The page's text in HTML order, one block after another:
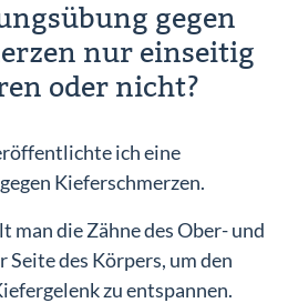
gegen
nur einseitig
oder nicht?
ich eine
Kieferschmerzen.
man die Zähne des Ober- und
des Körpers, um den
zu entspannen.